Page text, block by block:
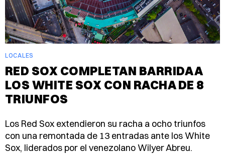
LOCALES
RED SOX COMPLETAN BARRIDA A
LOS WHITE SOX CON RACHA DE 8
TRIUNFOS
Los Red Sox extendieron su racha a ocho triunfos
con una remontada de 13 entradas ante los White
Sox, liderados por el venezolano Wilyer Abreu.